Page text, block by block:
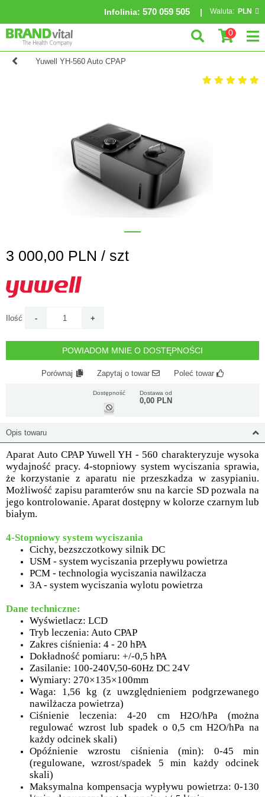
Infolinia: 570 059 505 Waluta: PLN
0
Yuwell YH-560 Auto CPAP
3 000,00 PLN / szt
Ilość
POWIADOM MNIE O DOSTĘPNOŚCI
Porównaj Zapytaj o towar Poleć towar
Dostępność Dostawa od
0,00 PLN
Opis towaru
Aparat Auto CPAP Yuwell YH - 560 charakteryzuje wysoka
wydajność pracy. 4-stopniowy system wyciszania sprawia,
że korzystanie z aparatu nie przeszkadza w zasypianiu.
Możliwość zapisu paramterów snu na karcie SD pozwala na
jego kontrolowanie. Aparat dostępny w kolorze czarnym lub
białym.
4-Stopniowy system wyciszania
Cichy, bezszczotkowy silnik DC
USM - system wyciszania przepływu powietrza
PCM - technologia wyciszania nawilżacza
3A - system wyciszania wylotu powietrza
Dane techniczne:
Wyświetlacz: LCD
Tryb leczenia: Auto CPAP
Zakres ciśnienia: 4 - 20 hPA
Dokładność pomiaru: +/-0,5 hPA
Zasilanie: 100-240V,50-60Hz DC 24V
Wymiary: 270×135×100mm
Waga: 1,56 kg (z uwzględnieniem podgrzewanego
nawilżacza powietrza)
Ciśnienie leczenia: 4-20 cm H2O/hPa (można
regulować wzrost lub spadek o 0,5 cm H2O/hPa na
każdy odcinek skali)
Opóźnienie wzrostu ciśnienia (min): 0-45 min
(regulowane, wzrost/spadek 5 min każdy odcinek
skali)
Maksymalna kompensacja wypływu powietrza: 0-130